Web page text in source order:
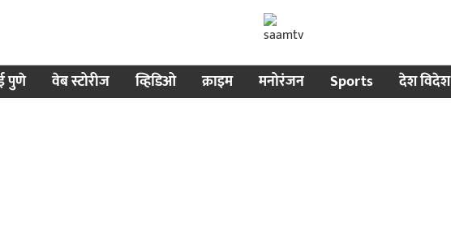
पुणे वेब स्टोरीज व्हिडिओ क्राइम मनोरंजन Sports देश विदेश